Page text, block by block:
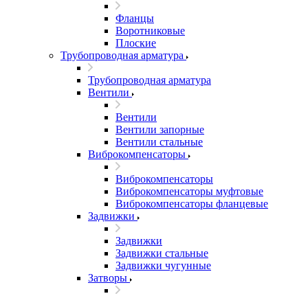
Фланцы
Воротниковые
Плоские
Трубопроводная арматура
Трубопроводная арматура
Вентили
Вентили
Вентили запорные
Вентили стальные
Виброкомпенсаторы
Виброкомпенсаторы
Виброкомпенсаторы муфтовые
Виброкомпенсаторы фланцевые
Задвижки
Задвижки
Задвижки стальные
Задвижки чугунные
Затворы